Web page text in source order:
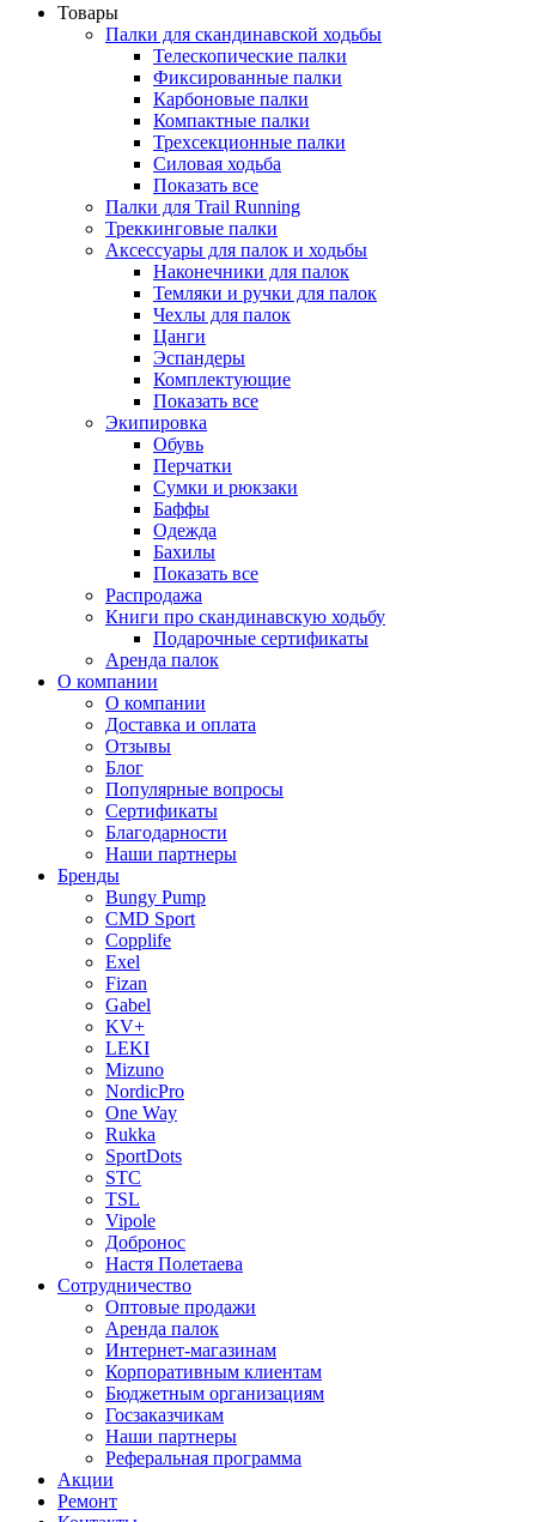
Товары
Палки для скандинавской ходьбы
Телескопические палки
Фиксированные палки
Карбоновые палки
Компактные палки
Трехсекционные палки
Силовая ходьба
Показать все
Палки для Trail Running
Треккинговые палки
Аксессуары для палок и ходьбы
Наконечники для палок
Темляки и ручки для палок
Чехлы для палок
Цанги
Эспандеры
Комплектующие
Показать все
Экипировка
Обувь
Перчатки
Сумки и рюкзаки
Баффы
Одежда
Бахилы
Показать все
Распродажа
Книги про скандинавскую ходьбу
Подарочные сертификаты
Аренда палок
О компании
О компании
Доставка и оплата
Отзывы
Блог
Популярные вопросы
Сертификаты
Благодарности
Наши партнеры
Бренды
Bungy Pump
CMD Sport
Copplife
Exel
Fizan
Gabel
KV+
LEKI
Mizuno
NordicPro
One Way
Rukka
SportDots
STC
TSL
Vipole
Добронос
Настя Полетаева
Сотрудничество
Оптовые продажи
Аренда палок
Интернет-магазинам
Корпоративным клиентам
Бюджетным организациям
Госзаказчикам
Наши партнеры
Реферальная программа
Акции
Ремонт